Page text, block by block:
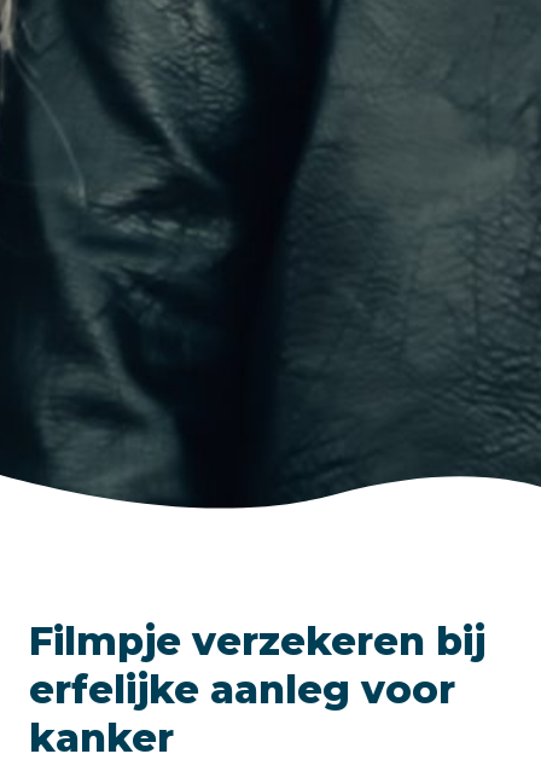
Filmpje verzekeren bij
erfelijke aanleg voor
kanker